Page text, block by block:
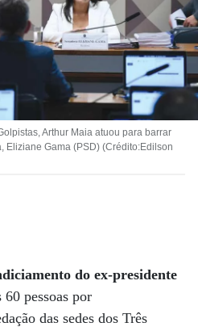
Arthur Maia atuou para barrar
Eliziane Gama (PSD) (Crédito:Edilson
do ex-presidente
60 pessoas por
das sedes dos Três